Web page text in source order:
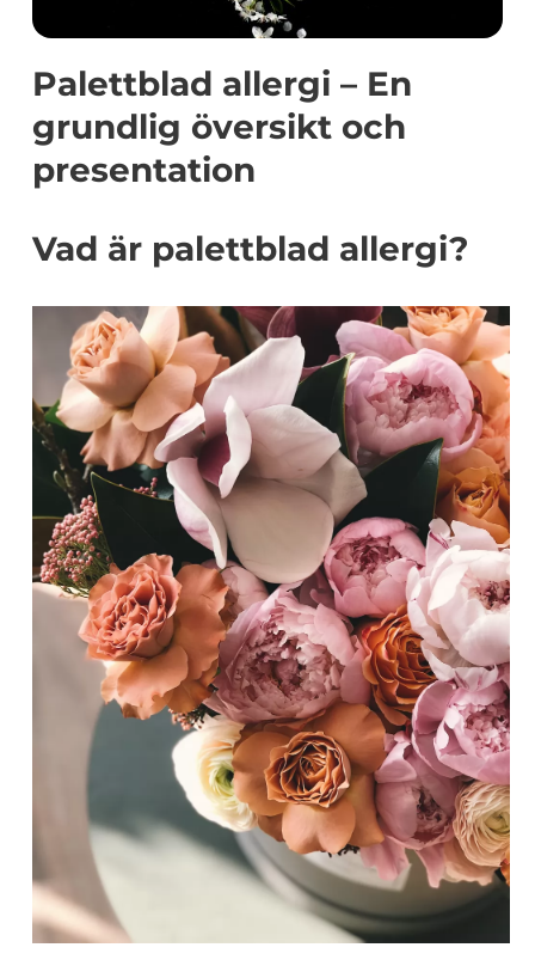
Palettblad allergi – En
grundlig översikt och
presentation
Vad är palettblad allergi?